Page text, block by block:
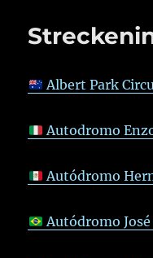
Albert Park
Autodromo
Autódromo
Autódromo José